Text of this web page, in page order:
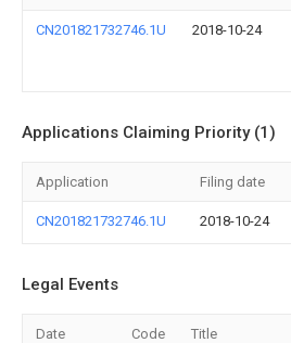
CN201821732746.1U 2018-10-24
Applications Claiming Priority (1)
Application Filing date
CN201821732746.1U 2018-10-24
Legal Events
Date Code Title